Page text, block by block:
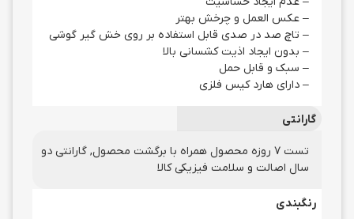
– عکس العمل و چرخش بهتر
– تاچ صد در صدی قابل استفاده بر روی خش گیر گوشی
– بدون ایجاد اذیت کشسانی بالا
– سبک و قابل حمل
– دارای هارد کیس فلزی
گارانتی
تست 7 روزه محصول همراه با برگشت محصول, گارانتی دو
سال اصالت و سلامت فیزیکی کالا
رنگبندی